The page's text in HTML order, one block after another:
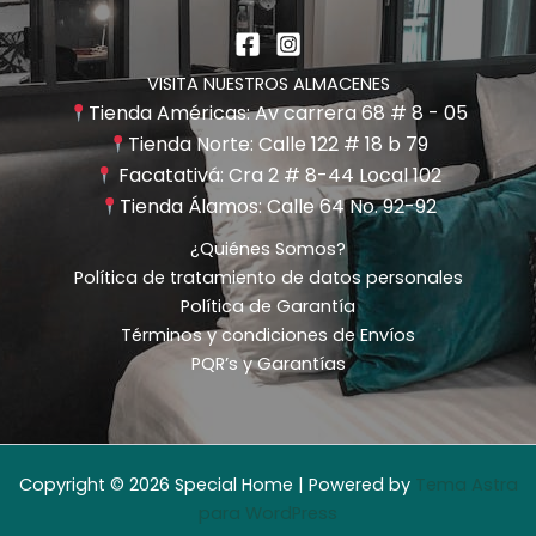
VISITA NUESTROS ALMACENES
Tienda Américas: Av carrera 68 # 8 - 05
Tienda Norte: Calle 122 # 18 b 79
Facatativá: Cra 2 # 8-44 Local 102
Tienda Álamos: Calle 64 No. 92-92
¿Quiénes Somos?
Política de tratamiento de datos personales
Política de Garantía
Términos y condiciones de Envíos
PQR’s y Garantías
Copyright © 2026 Special Home | Powered by Tema Astra
para WordPress